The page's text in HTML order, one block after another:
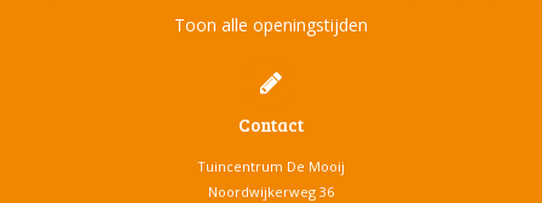
Toon alle openingstijden
Contact
Tuincentrum De Mooij
Noordwijkerweg 36